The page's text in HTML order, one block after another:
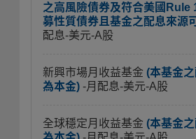
之高風險債券及符合美國Rule
募性質債券且基金之配息來源
配息-美元-A股
新興市場月收益基金 (本基金
為本金) -月配息-美元-A股
全球穩定月收益基金 (本基金